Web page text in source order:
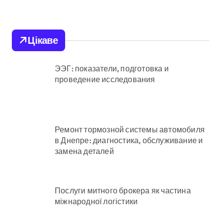
залишились без
електрики
Цікаве
ЭЭГ: показатели, подготовка и
проведение исследования
Ремонт тормозной системы автомобиля
в Днепре: диагностика, обслуживание и
замена деталей
Послуги митного брокера як частина
міжнародної логістики